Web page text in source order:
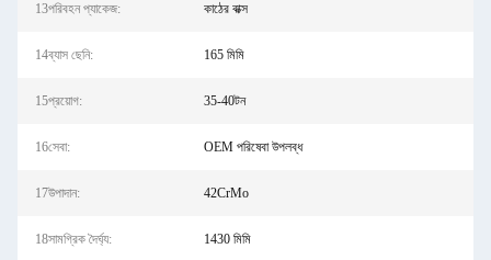
13পরিবহন প্যাকেজ: কাঠের বাক্স
14ব্যাস ছেনি: 165 মিমি
15প্রয়োগ: 35-40টন
16সেবা: OEM পরিষেবা উপলব্ধ
17উপাদান: 42CrMo
18সামগ্রিক দৈর্ঘ্য: 1430 মিমি